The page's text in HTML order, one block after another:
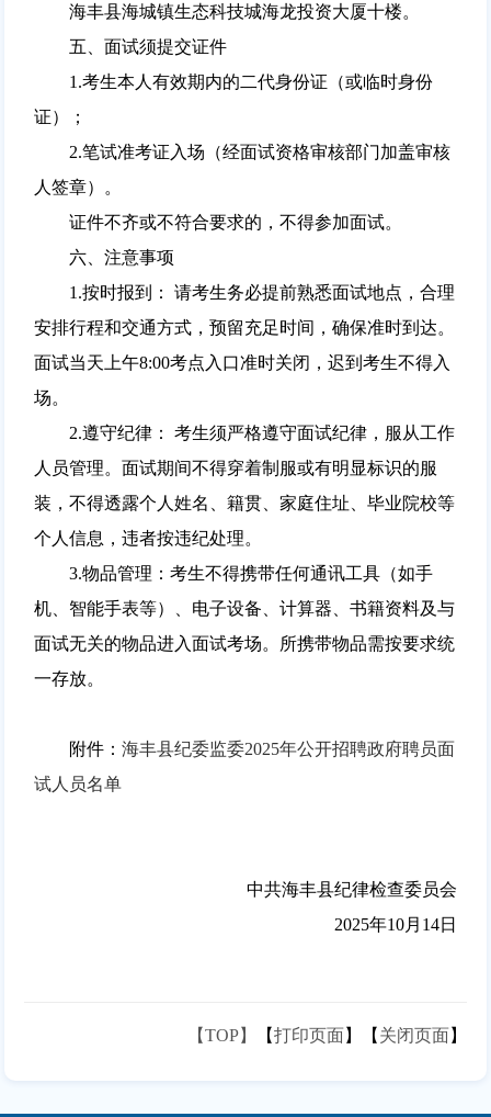
海丰县海城镇生态科技城海龙投资大厦十楼。
五、面试须提交证件
1.考生本人有效期内的二代身份证（或临时身份
证）；
2.笔试准考证入场（经面试资格审核部门加盖审核
人签章）。
证件不齐或不符合要求的，不得参加面试。
六、注意事项
1.按时报到： 请考生务必提前熟悉面试地点，合理
安排行程和交通方式，预留充足时间，确保准时到达。
面试当天上午8:00考点入口准时关闭，迟到考生不得入
场。
2.遵守纪律： 考生须严格遵守面试纪律，服从工作
人员管理。面试期间不得穿着制服或有明显标识的服
装，不得透露个人姓名、籍贯、家庭住址、毕业院校等
个人信息，违者按违纪处理。
3.物品管理：考生不得携带任何通讯工具（如手
机、智能手表等）、电子设备、计算器、书籍资料及与
面试无关的物品进入面试考场。所携带物品需按要求统
一存放。
附件： 海丰县纪委监委2025年公开招聘政府聘员面
试人员名单
中共海丰县纪律检查委员会
2025年10月14日
【TOP】 【打印页面】【 关闭页面】